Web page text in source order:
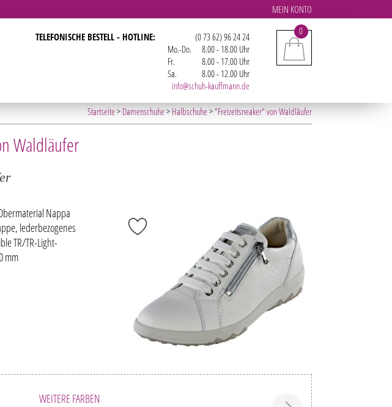
MEIN KONTO
0
TELEFONISCHE BESTELL - HOTLINE:
(0 73 62) 96 24 24
Mo.-Do.
8.00 - 18.00 Uhr
Fr.
8.00 - 17.00 Uhr
Sa.
8.00 - 12.00 Uhr
info@schuh-kauffmann.de
Startseite> Damenschuhe> Halbschuhe> "Freizeitsneaker" von Waldläufer
Waldläufer
Nappa
lederbezogenes
TR/TR-Light-
mm
WEITERE FARBEN